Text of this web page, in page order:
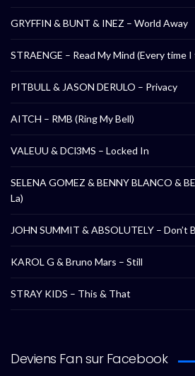
GRYFFIN & BUNT & INEZ – World Away
STRAENGE – Read My Mind (Every time I
PITBULL & JASON DERULO – Privacy
AITCH – RMB (Ring My Bell)
VALEUU & DCl3MS – Locked In
SELENA GOMEZ & BENNY BLANCO &
La)
JOHN SUMMIT & ABSOLUTELY – Don’t
KAROL G & Bruno Mars – Still
STRAY KIDS – This & That
Deviens Fan sur Facebook